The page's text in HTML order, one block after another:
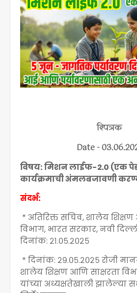
रिपत्रक
Date -
विषय: मिशन लाईफ-2.0 (एक
कार्यक्रमाची अंमलबजावणी
संदर्भ:
* अतिरिक्त सचिव, शालेय शिक्षण
विभाग, भारत सरकार, नवी
दिनांक: २१.०५.२०२५
* दिनांक: २९.०५.२०२५ रोजी
शालेय शिक्षण आणि साक्षरता
यांच्या अध्यक्षतेखाली झालेल्या